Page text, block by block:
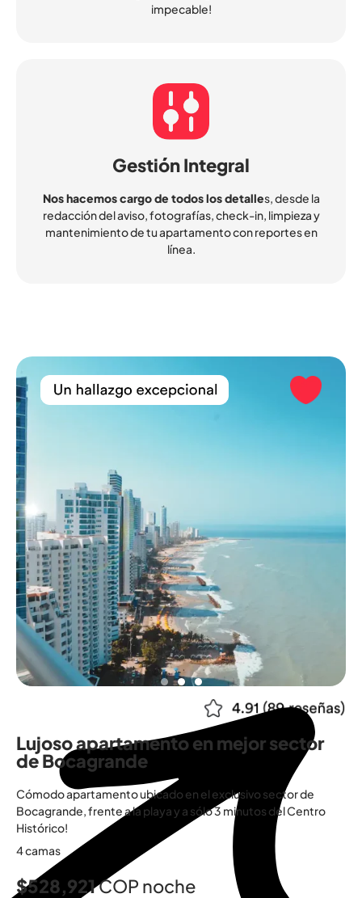
impecable!
Gestión Integral
Nos hacemos cargo de todos los detalles, desde la
redacción del aviso, fotografías, check-in, limpieza y
mantenimiento de tu apartamento con reportes en
línea.
Lujoso apartamento en mejor sector
de Bocagrande
Cómodo apartamento ubicado en el exclusivo sector de
Bocagrande, frente a la playa y a sólo 3 minutos del Centro
Histórico!
4 camas
$528,921COP noche